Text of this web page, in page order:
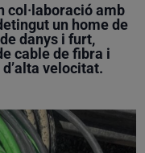
col·laboració amb
un home de
danys i furt,
cable de fibra i
velocitat.